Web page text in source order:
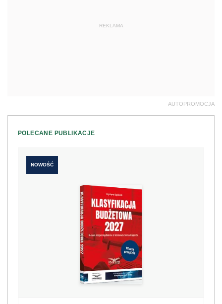
REKLAMA
AUTOPROMOCJA
POLECANE PUBLIKACJE
NOWOŚĆ